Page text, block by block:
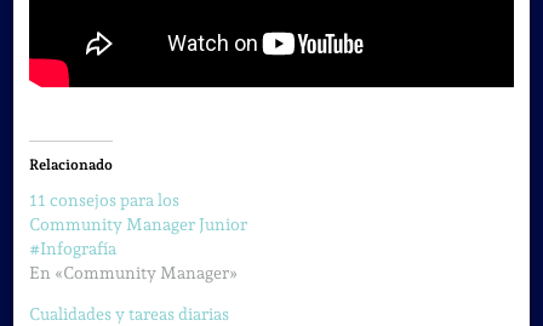
Relacionado
11 consejos para los
Community Manager Junior
#Infografía
En «Community Manager»
Cualidades y tareas diarias